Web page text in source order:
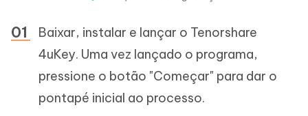
Baixar, instalar e lançar o Tenorshare
4uKey. Uma vez lançado o programa,
pressione o botão "Começar" para dar o
pontapé inicial ao processo.